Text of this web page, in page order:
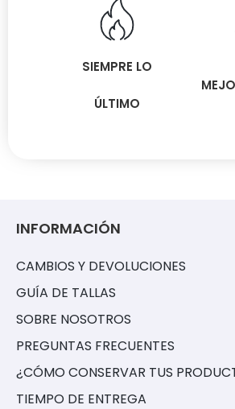
SIEMPRE LO
ÚLTIMO
INFORMACIÓN
CAMBIOS Y DEVOLUCIONES
GUÍA DE TALLAS
SOBRE NOSOTROS
PREGUNTAS FRECUENTES
¿CÓMO CONSERVAR TUS
TIEMPO DE ENTREGA